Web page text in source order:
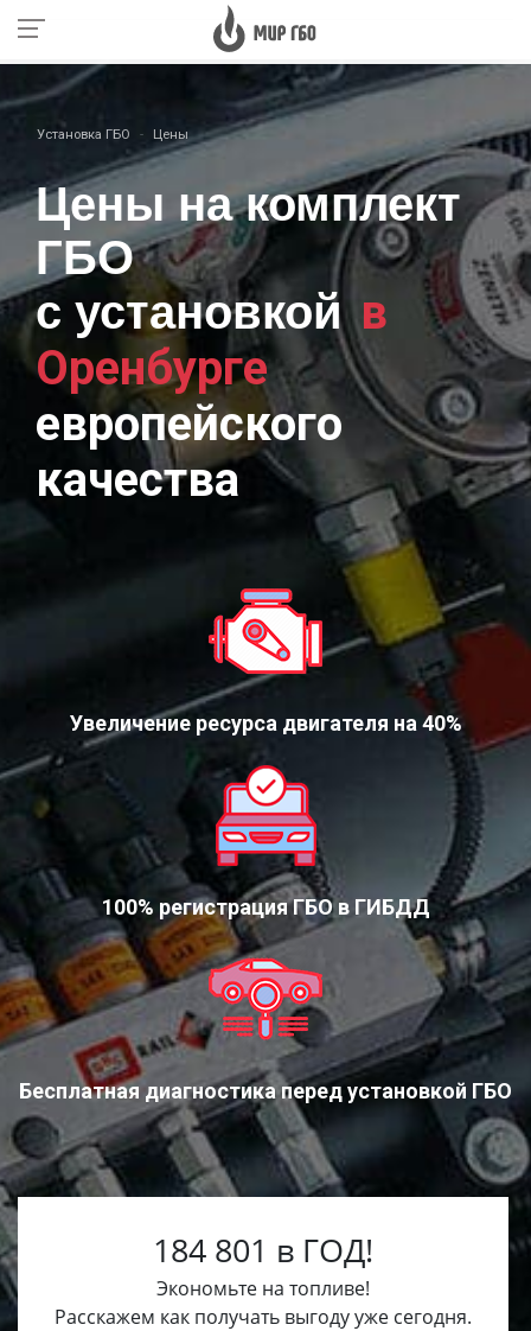
Установка ГБО Цены
Цены на комплект
ГБО
с установкой в
Оренбурге
европейского
качества
Увеличение ресурса двигателя на 40%
100% регистрация ГБО в ГИБДД
Бесплатная диагностика перед установкой ГБО
184 801 в ГОД!
Экономьте на топливе!
Расскажем как получать выгоду уже сегодня.